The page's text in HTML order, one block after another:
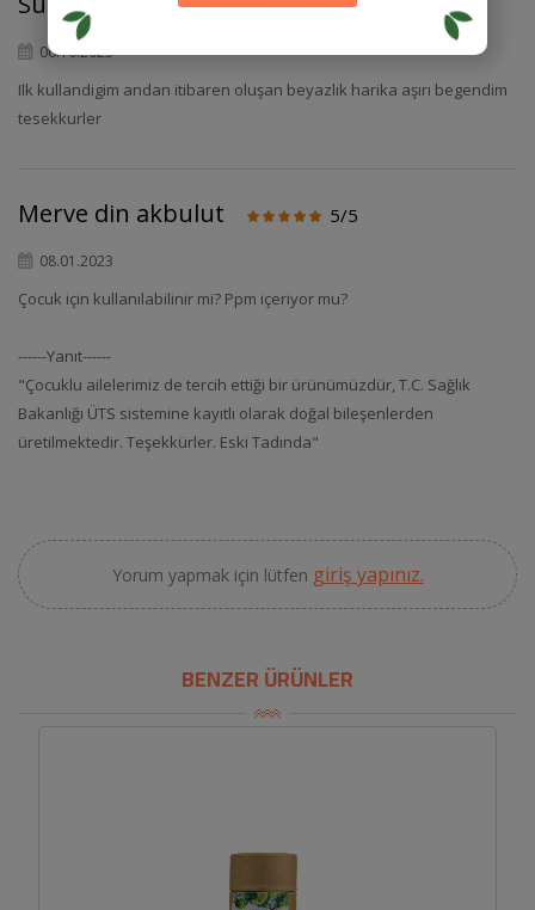
5/5
06.10.2023
Ilk kullandigim andan itibaren oluşan beyazlık harika aşırı begendim
tesekkurler
Merve din akbulut 5/5
08.01.2023
Çocuk için kullanılabilinir mi? Ppm içeriyor mu?
------Yanıt------
"Çocuklu ailelerimiz de tercih ettiği bir ürünümüzdür, T.C. Sağlık
Bakanlığı ÜTS sistemine kayıtlı olarak doğal bileşenlerden
üretilmektedir. Teşekkürler. Eski Tadında"
Yorum yapmak için lütfen giriş yapınız.
BENZER ÜRÜNLER